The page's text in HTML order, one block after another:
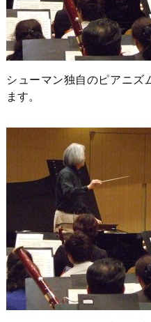
シューマン独自のピアニズ
ます。